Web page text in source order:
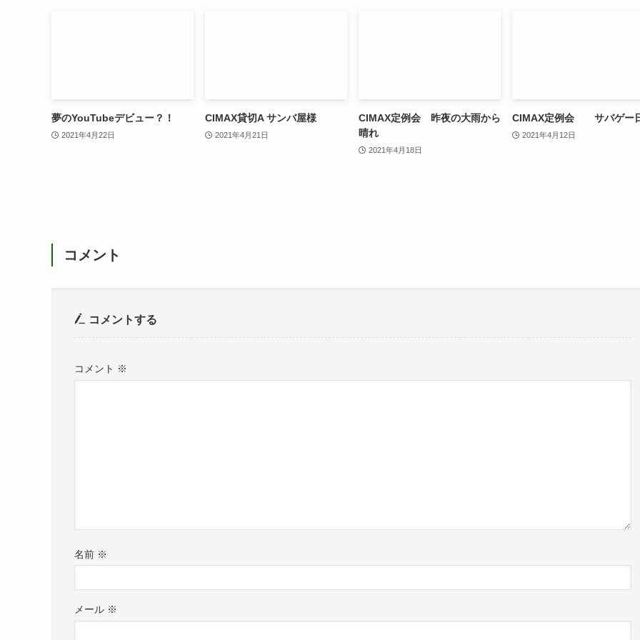
夢のYouTubeデビュー？！
2021年4月22日
CIMAX貸切A サンバ屋様
2021年4月21日
CIMAX定例会 昨夜の大雨から
晴れ
2021年4月18日
CIMAX定例会 サバゲー
2021年4月12日
コメント
コメントする
コメント ※
名前 ※
メール ※